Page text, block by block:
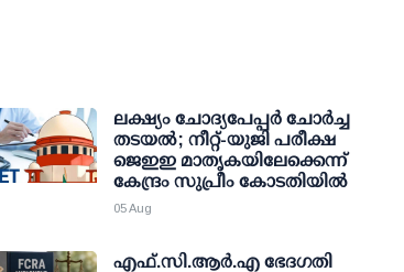
ലക്ഷ്യം ചോദ്യപേപ്പര്‍ ചോര്‍ച്ച
തടയല്‍; നീറ്റ്-യുജി പരീക്ഷ
ജെഇഇ മാതൃകയിലേക്കെന്ന്
കേന്ദ്രം സുപ്രീം കോടതിയില്‍
05 Aug
എഫ്.സി.ആര്‍.എ ഭേദഗതി